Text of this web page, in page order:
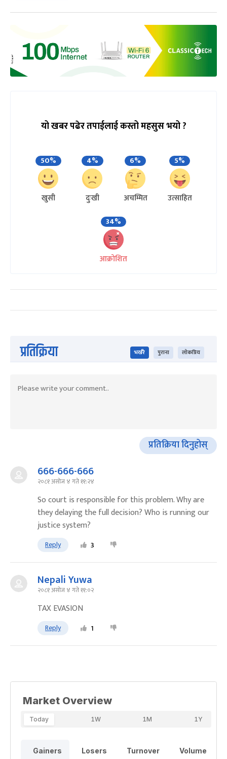
यो खबर पढेर तपाईलाई कस्तो महसुस भयो ?
50%
खुसी
4%
दुःखी
6%
अचम्मित
5%
उत्साहित
34%
आक्रोशित
प्रतिक्रिया भर्खरै पुराना लोकप्रिय
प्रतिक्रिया दिनुहोस्
666-666-666
२०८१ असोज ४ गते ११:२४
So court is responsible for this problem. Why are
they delaying the full decision? Who is running our
justice system?
Reply 3
Nepali Yuwa
२०८१ असोज ४ गते ११:०२
TAX EVASION
Reply 1